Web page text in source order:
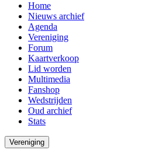
Home
Nieuws archief
Agenda
Vereniging
Forum
Kaartverkoop
Lid worden
Multimedia
Fanshop
Wedstrijden
Oud archief
Stats
Vereniging